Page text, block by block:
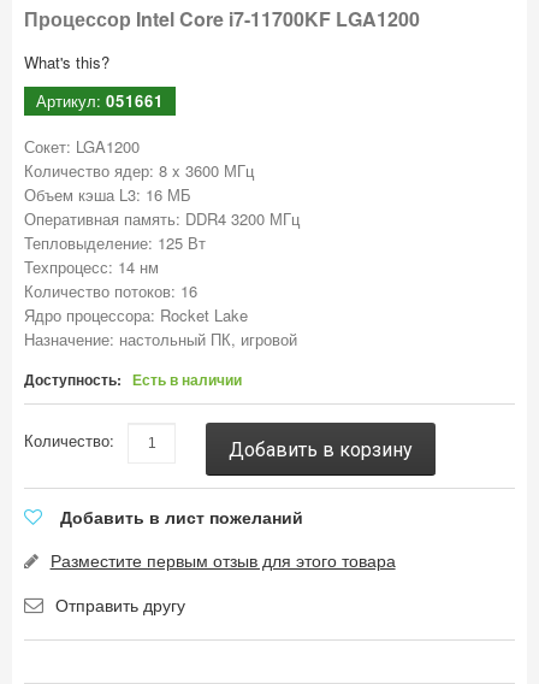
Процессор Intel Core i7-11700KF LGA1200
What's this?
Артикул: 051661
Сокет: LGA1200
Количество ядер: 8 x 3600 МГц
Объем кэша L3: 16 МБ
Оперативная память: DDR4 3200 МГц
Тепловыделение: 125 Вт
Техпроцесс: 14 нм
Количество потоков: 16
Ядро процессора: Rocket Lake
Назначение: настольный ПК, игровой
Доступность: Есть в наличии
Количество: Добавить в корзину
Добавить в лист пожеланий
Разместите первым отзыв для этого товара
Отправить другу